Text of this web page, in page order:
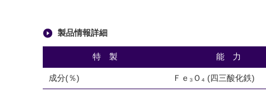
製品情報詳細
特 製 能 力
成分(％) Ｆｅ₃Ｏ₄ (四三酸化鉄)